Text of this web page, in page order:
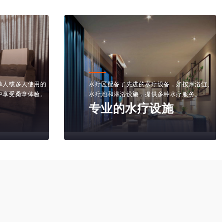
如按摩浴缸、
水疗服务。
更衣室和淋浴间保持高度清洁，提供干净的毛
巾、浴袍和洗浴用品，确保顾客的卫生和舒
适。
清洁的更衣室和淋浴间